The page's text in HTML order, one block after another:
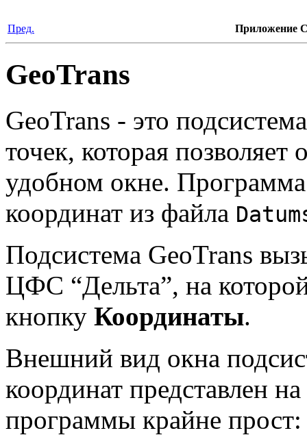
Пред. Приложение
GeoTrans
GeoTrans - это
точек, которая позволяет
удобном окне.
координат из файла
Подсистема GeoTrans
ЦФС “Дельта”, на
кнопку Координаты.
Внешний вид окна
координат представлен на
программы крайне прост: